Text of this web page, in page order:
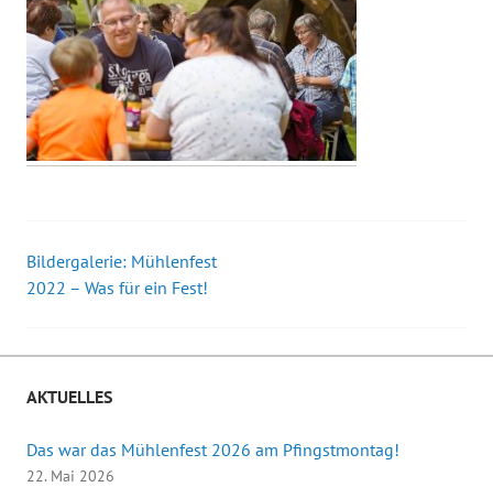
Beitrags-
Bildergalerie: Mühlenfest
2022 – Was für ein Fest!
AKTUELLES
Das war das Mühlenfest 2026 am Pfingstmontag!
22. Mai 2026